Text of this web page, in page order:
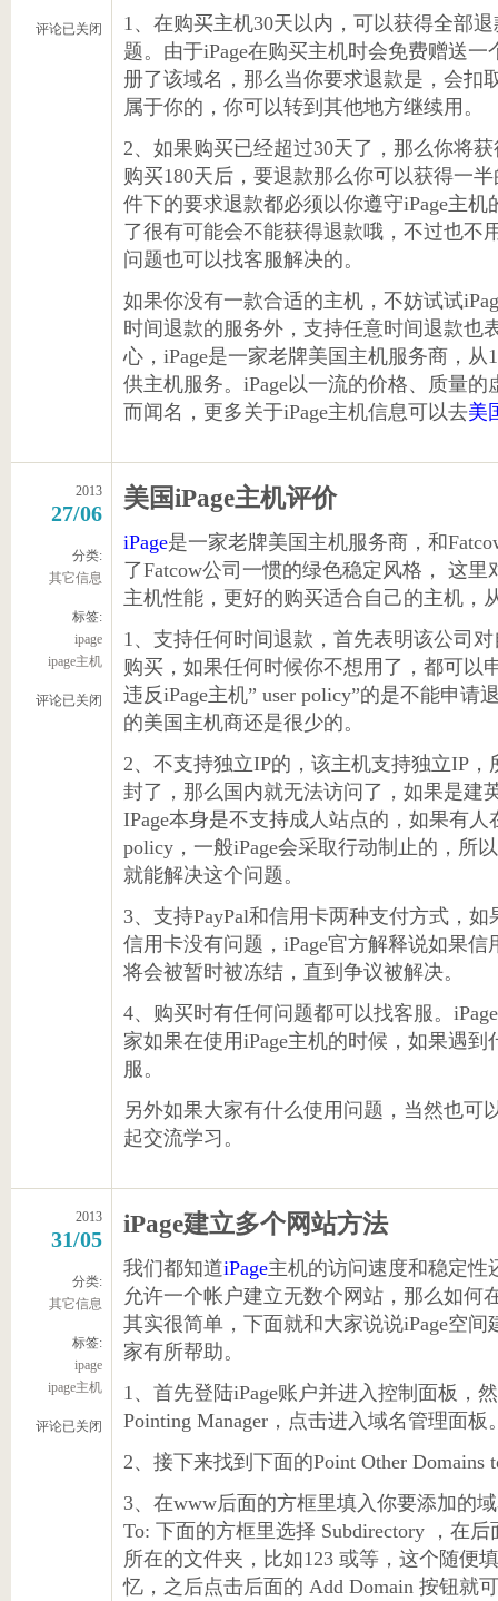
评论已关闭
1、在购买主机30天以内，可以获得全部
题。由于iPage在购买主机时会免费赠送
册了该域名，那么当你要求退款是，会扣
属于你的，你可以转到其他地方继续用。
2、如果购买已经超过30天了，那么你将
购买180天后，要退款那么你可以获得一
件下的要求退款都必须以你遵守iPage主
了很有可能会不能获得退款哦，不过也不
问题也可以找客服解决的。
如果你没有一款合适的主机，不妨试试
时间退款的服务外，支持任意时间退款也
心，iPage是一家老牌美国主机服务商，
供主机服务。iPage以一流的价格、质量
而闻名，更多关于iPage主机信息可以去美
2013
27/06
分类:
其它信息
标签:
ipage
ipage主机
评论已关闭
美国iPage主机评价
iPage是一家老牌美国主机服务商，和
了Fatcow公司一惯的绿色稳定风格， 这里
主机性能，更好的购买适合自己的主机，
1、支持任何时间退款，首先表明该公司
购买，如果任何时候你不想用了，都可以
违反iPage主机” user policy”的是不能申
的美国主机商还是很少的。
2、不支持独立IP的，该主机支持独立IP
封了，那么国内就无法访问了，如果是建
IPage本身是不支持成人站点的，如果有
policy，一般iPage会采取行动制止的，所
就能解决这个问题。
3、支持PayPal和信用卡两种支付方式，
信用卡没有问题，iPage官方解释说如果
将会被暂时被冻结，直到争议被解决。
4、购买时有任何问题都可以找客服。
家如果在使用iPage主机的时候，如果遇
服。
另外如果大家有什么使用问题，当然也可
起交流学习。
2013
31/05
分类:
其它信息
标签:
ipage
ipage主机
评论已关闭
iPage建立多个网站方法
我们都知道iPage主机的访问速度和稳定性
允许一个帐户建立无数个网站，那么如何
其实很简单，下面就和大家说说iPage空
家有所帮助。
1、首先登陆iPage账户并进入控制面板，
Pointing Manager，点击进入域名管理面板
2、接下来找到下面的Point Other Domains
3、在www后面的方框里填入你要添加的
To: 下面的方框里选择 Subdirectory ，在
所在的文件夹，比如123 或等，这个随便
忆，之后点击后面的 Add Domain 按钮就